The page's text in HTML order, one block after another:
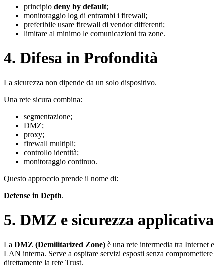
principio deny by default;
monitoraggio log di entrambi i firewall;
preferibile usare firewall di vendor differenti;
limitare al minimo le comunicazioni tra zone.
4. Difesa in Profondità
La sicurezza non dipende da un solo dispositivo.
Una rete sicura combina:
segmentazione;
DMZ;
proxy;
firewall multipli;
controllo identità;
monitoraggio continuo.
Questo approccio prende il nome di:
Defense in Depth.
5. DMZ e sicurezza applicativa
La DMZ (Demilitarized Zone) è una rete intermedia tra Internet e
LAN interna. Serve a ospitare servizi esposti senza compromettere
direttamente la rete Trust.